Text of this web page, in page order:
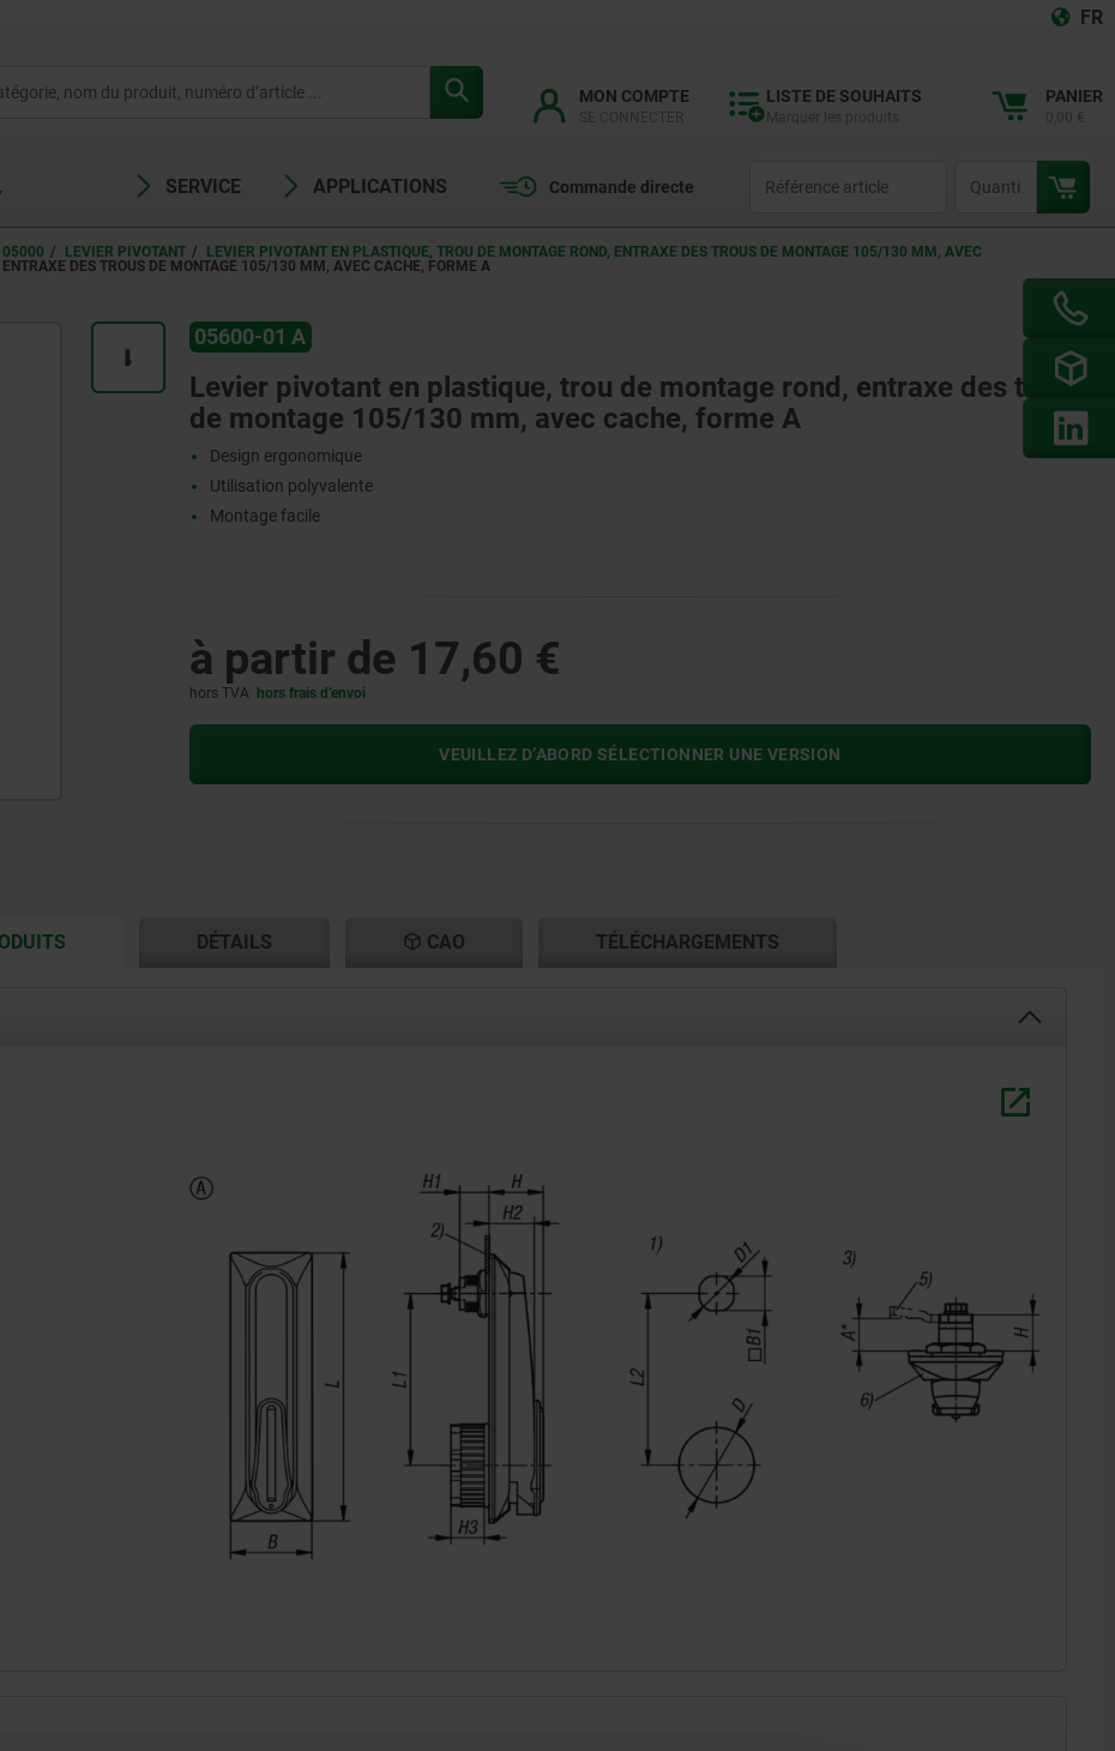
FR
MON COMPTE LISTE DE SOUHAITS PANIER
SERVICE APPLICATIONS Commande directe
05000 LEVIER PIVOTANT
LEVIER PIVOTANT EN PLASTIQUE, TROU DE MONTAGE ROND, ENTRAXE DES TROUS DE MONTAGE 105/130 MM, AVEC
DES TROUS DE MONTAGE 105/130 MM, AVEC CACHE, FORME A
05600-01 A
Levier pivotant en plastique, trou de montage rond, entraxe des trous
de montage 105/130 mm, avec cache, forme A
Design ergonomique
Utilisation polyvalente
Montage facile
à partir de 17,60 €
hors TVA hors frais d’envoi
VEUILLEZ D’ABORD SÉLECTIONNER UNE VERSION
CURRENT
CURRENT
DÉTAILS CAO TÉLÉCHARGEMENTS